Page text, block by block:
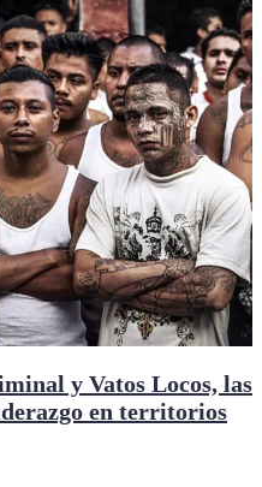
y Vatos Locos, las
en territorios